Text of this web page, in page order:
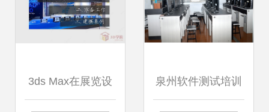
3ds Max在展览设 泉州软件测试培训